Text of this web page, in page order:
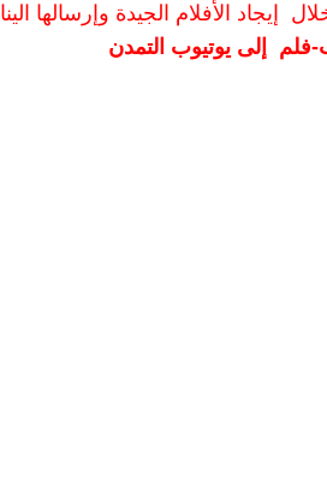
إيجاد الأفلام الجيدة وإرسالها الينا
فلم إلى يوتيوب التمدن